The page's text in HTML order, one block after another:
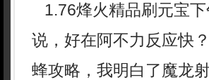
1.76烽火精品刷元宝
说，好在阿不力反应快
蜂攻略，我明白了魔龙